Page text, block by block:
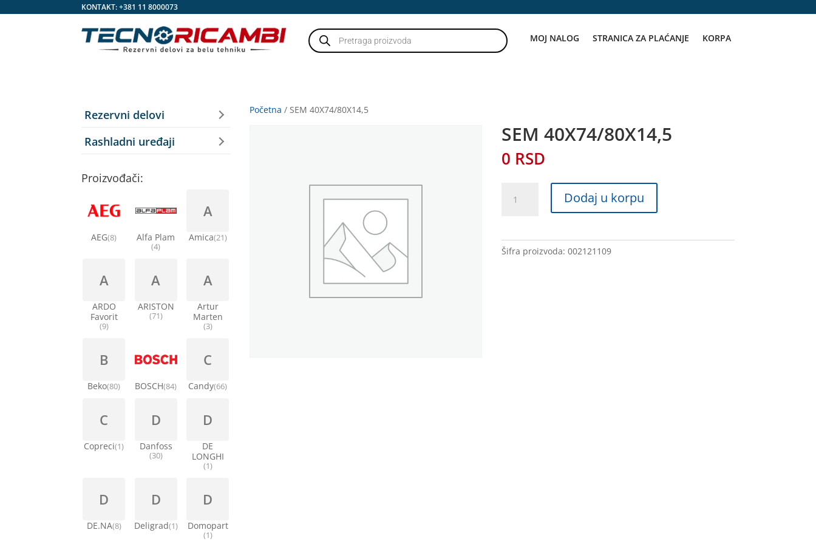
KONTAKT:+381 11 8000073
Products
search MOJ NALOG STRANICA ZA PLAĆANJE KORPA
Početna / SEM 40X74/80X14,5
SEM 40X74/80X14,5
0 RSD
40X74/80X14,5
Dodaj u korpu
Šifra proizvoda:002121109
Rezervni delovi
Rashladni uređaji
Proizvođači:
AEG(8) Alfa Plam
(4)
A
Amica(21)
A
ARDO
Favorit
(9)
A
ARISTON
(71)
A
Artur
Marten
(3)
B
Beko(80) BOSCH(84)
C
Candy(66)
C
Copreci(1)
D
Danfoss
(30)
D
DE
LONGHI
(1)
D
DE.NA(8)
D
Deligrad(1)
D
Domopart
(1)